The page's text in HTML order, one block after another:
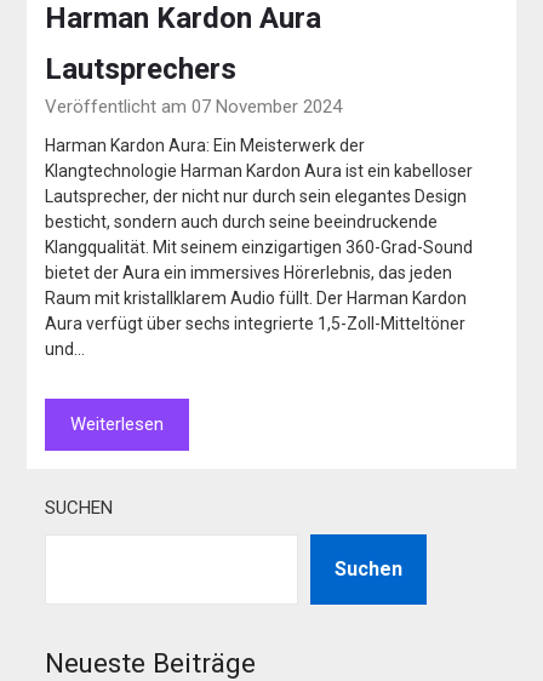
Harman Kardon Aura
Lautsprechers
Veröffentlicht am 07 November 2024
Harman Kardon Aura: Ein Meisterwerk der
Klangtechnologie Harman Kardon Aura ist ein kabelloser
Lautsprecher, der nicht nur durch sein elegantes Design
besticht, sondern auch durch seine beeindruckende
Klangqualität. Mit seinem einzigartigen 360-Grad-Sound
bietet der Aura ein immersives Hörerlebnis, das jeden
Raum mit kristallklarem Audio füllt. Der Harman Kardon
Aura verfügt über sechs integrierte 1,5-Zoll-Mitteltöner
und…
Weiterlesen
SUCHEN
Suchen
Neueste Beiträge